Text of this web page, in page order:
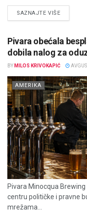
SAZNAJTE VIŠEDETAILS
Pivara obećala
dobila nalog za
BY MILOS KRIVOKAPIĆ
AMERIKA
Pivara Minocqua
centru političke i pravne
mrežama...